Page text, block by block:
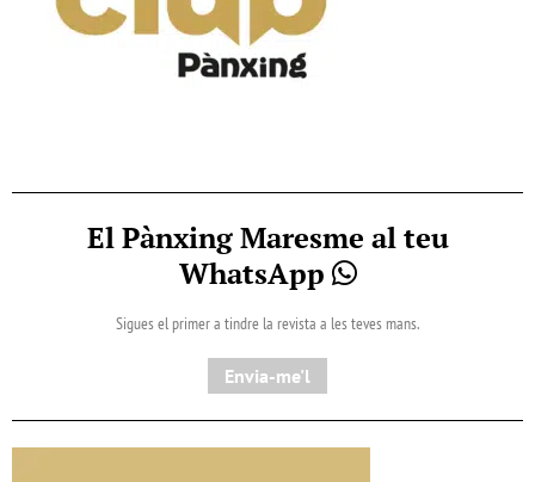
El Pànxing Maresme al teu
WhatsApp
Sigues el primer a tindre la revista a les teves mans.
Envia-me'l